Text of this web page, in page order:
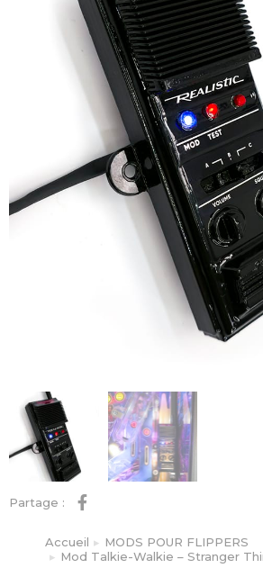
Partage :
Vous êtes ici :
Accueil
MODS POUR FLIPPERS
Mod Talkie-Walkie – Stranger